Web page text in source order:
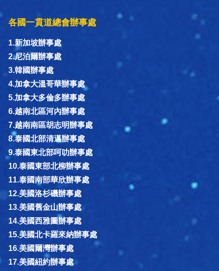
各國一貫道總會辦事處
1.新加坡辦事處
2.尼泊爾辦事處
3.韓國辦事處
4.加拿大溫哥華辦事處
5.加拿大多倫多辦事處
6.越南北區河內辦事處
7.越南南區胡志明辦事處
8.泰國北部清邁辦事處
9.泰國東北部呵叻辦事處
10.泰國東部北柳辦事處
11.泰國南部華欣辦事處
12.美國洛杉磯辦事處
13.美國舊金山辦事處
14.美國西雅圖辦事處
15.美國北卡羅來納辦事處
16.美國爾灣辦事處
17.美國紐約辦事處